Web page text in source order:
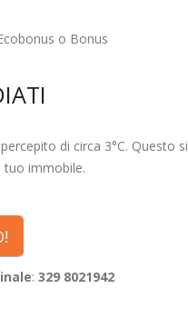
o Bonus
di circa 3°C. Questo si
tuo immobile.
: 329 8021942